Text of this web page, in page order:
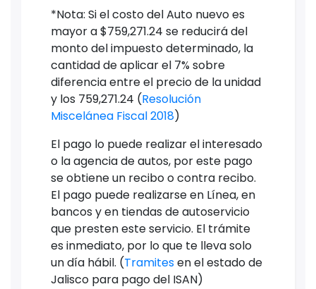
*Nota: Si el costo del Auto nuevo es
mayor a $759,271.24 se reducirá del
monto del impuesto determinado, la
cantidad de aplicar el 7% sobre
diferencia entre el precio de la unidad
y los 759,271.24 (Resolución
Miscelánea Fiscal 2018)
El pago lo puede realizar el interesado
o la agencia de autos, por este pago
se obtiene un recibo o contra recibo.
El pago puede realizarse en Línea, en
bancos y en tiendas de autoservicio
que presten este servicio. El trámite
es inmediato, por lo que te lleva solo
un día hábil. (Tramitesen el estado de
Jalisco para pago del ISAN)